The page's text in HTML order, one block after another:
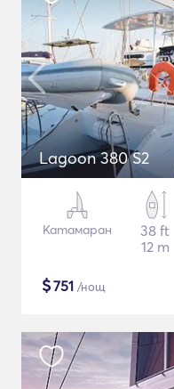
Lagoon 380 S2
Катамаран
38 ft
12 m
$751 /нощ